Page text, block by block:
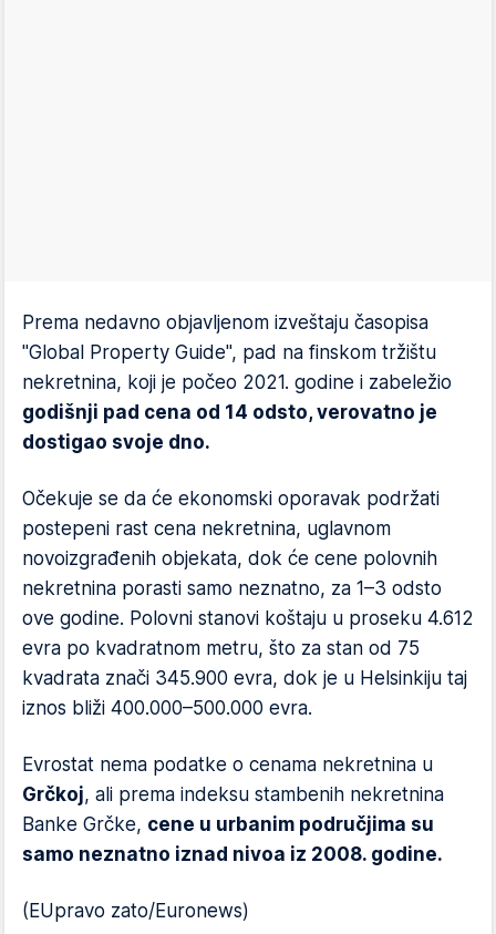
Prema nedavno objavljenom izveštaju časopisa
"Global Property Guide", pad na finskom tržištu
nekretnina, koji je počeo 2021. godine i zabeležio
godišnji pad cena od 14 odsto, verovatno je
dostigao svoje dno.
Očekuje se da će ekonomski oporavak podržati
postepeni rast cena nekretnina, uglavnom
novoizgrađenih objekata, dok će cene polovnih
nekretnina porasti samo neznatno, za 1–3 odsto
ove godine. Polovni stanovi koštaju u proseku 4.612
evra po kvadratnom metru, što za stan od 75
kvadrata znači 345.900 evra, dok je u Helsinkiju taj
iznos bliži 400.000–500.000 evra.
Evrostat nema podatke o cenama nekretnina u
Grčkoj, ali prema indeksu stambenih nekretnina
Banke Grčke, cene u urbanim područjima su
samo neznatno iznad nivoa iz 2008. godine.
(EUpravo zato/Euronews)